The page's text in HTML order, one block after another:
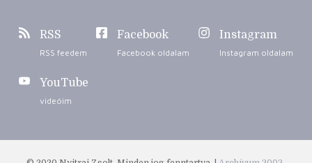
RSS
RSS feedem
Facebook
Facebook oldalam
Instagram
Instagram oldalam
YouTube
videóim